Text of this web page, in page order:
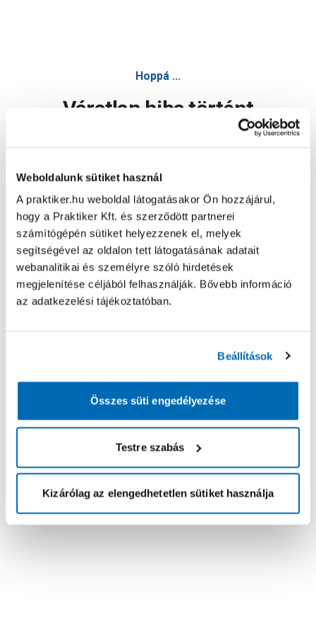
Weboldalunk sütiket használ
A praktiker.hu weboldal látogatásakor Ön hozzájárul,
hogy a Praktiker Kft. és szerződött partnerei
számítógépén sütiket helyezzenek el, melyek
segítségével az oldalon tett látogatásának adatait
webanalitikai és személyre szóló hirdetések
megjelenítése céljából felhasználják. Bővebb információ
az adatkezelési tájékoztatóban.
Beállítások
Összes süti engedélyezése
Testre szabás
Kizárólag az elengedhetetlen sütiket használja
Hoppá ...
Váratlan hiba történt
Oldal újratöltése